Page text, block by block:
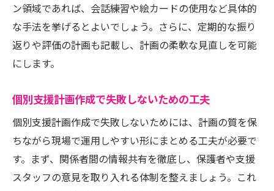
ン領域であれば、会話練習や絵カードの使用など具体的
な手法を挙げるとよいでしょう。さらに、定期的な振り
返りや評価の計画も記載し、計画の柔軟な見直しを可能
にします。
個別支援計画作成で失敗しないための工夫
個別支援計画作成で失敗しないためには、計画の質を保
ちながら現場で運用しやすい形にまとめる工夫が必要で
す。まず、関係者間の情報共有を徹底し、保護者や支援
スタッフの意見を取り入れる体制を整えましょう。これ